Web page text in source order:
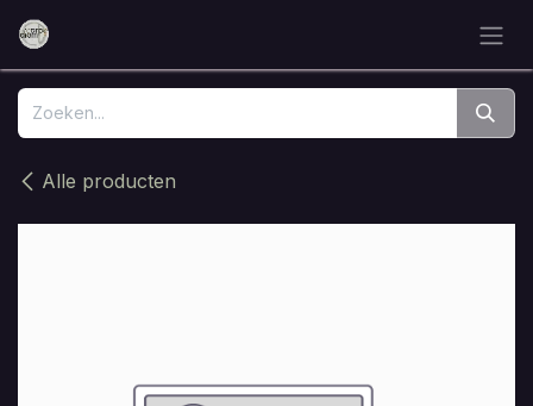
Overslaan naar inhoud
Alle producten